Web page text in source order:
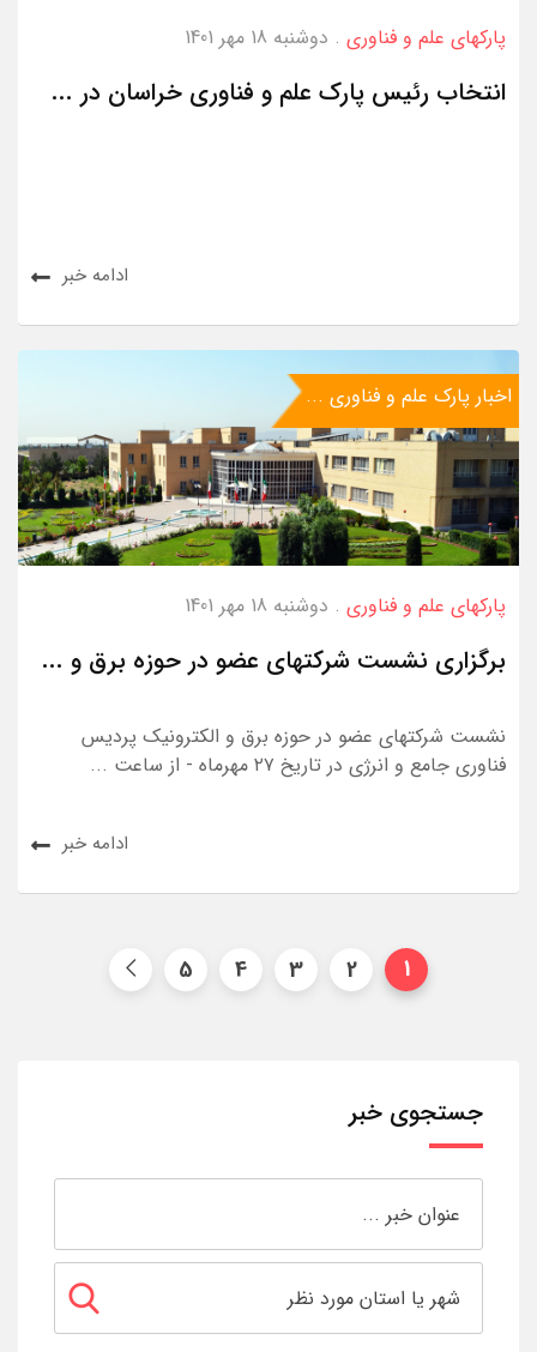
پارکهای علم و فناوری. دوشنبه 18 مهر 1401
انتخاب رئیس پارک علم و فناوری خراسان در ...
ادامه خبر
اخبار پارک علم و فناوری ...
پارکهای علم و فناوری. دوشنبه 18 مهر 1401
برگزاری نشست شرکتهای عضو در حوزه برق و ...
نشست شرکتهای عضو در حوزه برق و الکترونیک پردیس
فناوری جامع و انرژی در تاریخ ۲۷ مهرماه - از ساعت ...
ادامه خبر
1
2
3
4
5
جستجوی خبر